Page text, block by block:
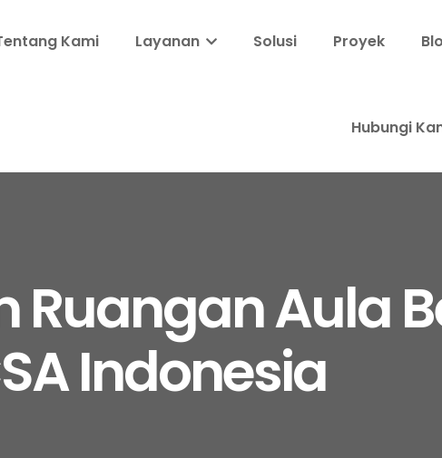
Kami Layanan Solusi Proyek
Hubungi
Ruangan Aula
Indonesia